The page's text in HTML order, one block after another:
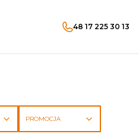
48 17 225 30 13
PROMOCJA